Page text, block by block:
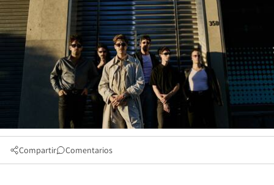
Compartir Comentarios